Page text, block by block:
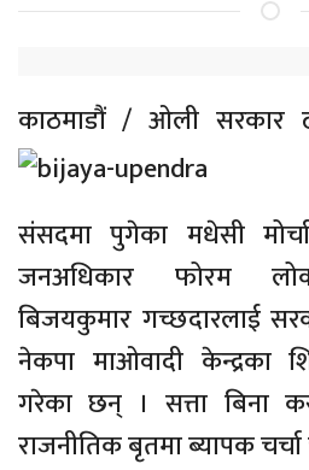
काठमाडौं / ओली सरकार
संसदमा पुगेका मधेसी
जनअधिकार फोरम
बिजयकुमार गच्छदारलाई
नेकपा माओवादी केन्द्रका
गरेका छन् । सत्ता बिना
राजनीतिक बृतमा ब्यापक